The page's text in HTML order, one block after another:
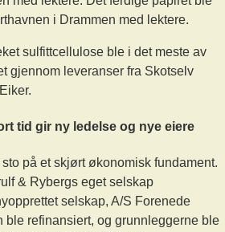
i Drammen med lektere.
sulfittcellulose ble i det meste av
gjennom leveranser fra Skotselv
tid gir ny ledelse og nye eiere
på et skjørt økonomisk fundament.
& Rybergs eget selskap
selskap, A/S Forenede
ble refinansiert, og grunnleggerne ble